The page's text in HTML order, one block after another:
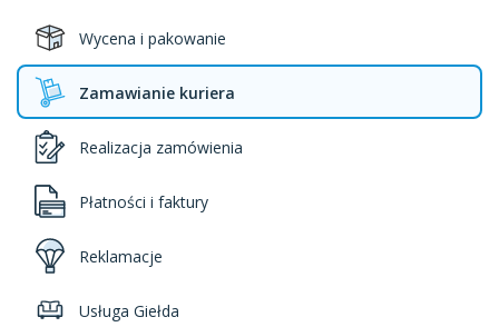
Wycena i pakowanie
Zamawianie kuriera
Realizacja zamówienia
Płatności i faktury
Reklamacje
Usługa Giełda